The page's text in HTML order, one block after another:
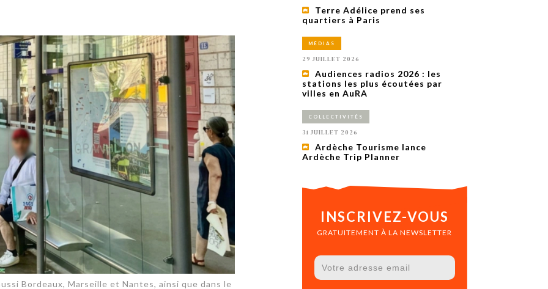
rejoint Sainte-Foy-
lès-Lyon
la déconnexion, en digital et au cinéma.
Alexandra Thizy, sa responsable
marketing et communication, revient sur
la campagne.
M’ABONNER À OURSCOM PENDANT
1 AN
Bordeaux, Marseille et Nantes, ainsi que dans le
Terre Adélice prend ses
quartiers à Paris
MÉDIAS
29 JUILLET 2026
Audiences radios 2026 : les
stations les plus écoutées par
villes en AuRA
COLLECTIVITÉS
31 JUILLET 2026
Ardèche Tourisme lance
Ardèche Trip Planner
INSCRIVEZ-VOUS
GRATUITEMENT À LA NEWSLETTER